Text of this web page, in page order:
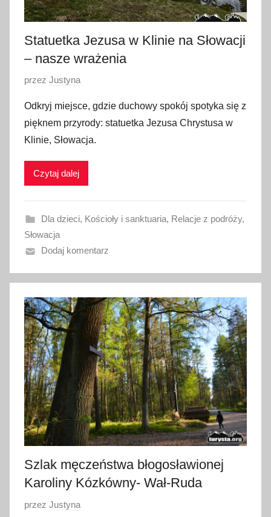
2
Statuetka Jezusa w Klinie na Słowacji
– nasze wrażenia
O
u
b
l
i
a
n
o
k
w
i
e
t
n
i
a
2
0
2
4
przez Justyna
Odkryj miejsce, gdzie duchowy spokój spotyka się z
pięknem przyrody: statuetka Jezusa Chrystusa w
Klinie, Słowacja.
Czytaj dalej
Dla dzieci, Kościoły i sanktuaria, Relacje z podróży,
Słowacja
Dodaj komentarz
Szlak męczeństwa błogosławionej
Karoliny Kózkówny- Wał-Ruda
O
przez Justyna